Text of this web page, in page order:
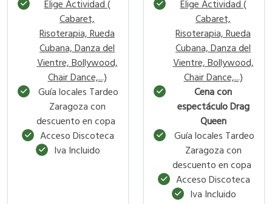
Elige Actividad (
Cabaret,
Risoterapia, Rueda
Cubana, Danza del
Vientre, Bollywood,
Chair Dance,...)
Guía locales Tardeo
Zaragoza con
descuento en copa
Acceso Discoteca
Iva Incluido
Elige Actividad (
Cabaret,
Risoterapia, Rueda
Cubana, Danza del
Vientre, Bollywood,
Chair Dance,...)
Cena con
espectáculo Drag
Queen
Guía locales Tardeo
Zaragoza con
descuento en copa
Acceso Discoteca
Iva Incluido